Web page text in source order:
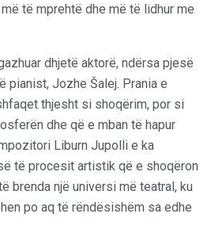
të mprehtë dhe më të lidhur me
dhjetë aktorë, ndërsa pjesë
pianist, Jozhe Šalej. Prania e
thjesht si shoqërim, por si
dhe që e mban të hapur
Liburn Jupolli e ka
të procesit artistik që e shoqëron
brenda një universi më teatral, ku
po aq të rëndësishëm sa edhe